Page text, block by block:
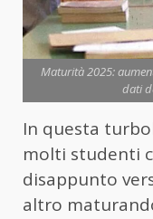
Maturità 2025:
dati
In questa
molti studenti
disappunto
altro